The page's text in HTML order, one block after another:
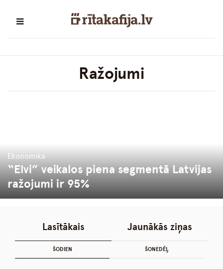
Ražojumi
Ekonomika
“Elvi” veikalos piena segmentā Latvijas
ražojumi ir 95%
Lasītākais
ŠODIEN ŠONEDĒĻ
Jaunākās ziņas